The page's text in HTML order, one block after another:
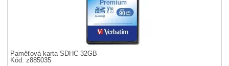
Paměťová karta SDHC 32GB
Kód: z885035